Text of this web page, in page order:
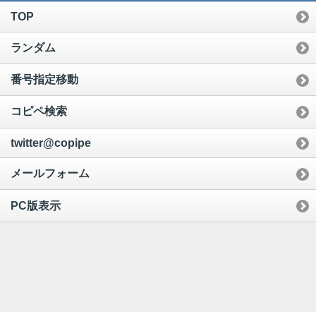
TOP
ランダム
番号指定移動
コピペ検索
twitter@copipe
メールフォーム
PC版表示